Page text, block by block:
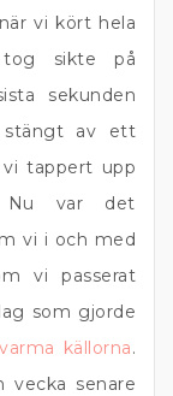
vi kört hela
sikte på
sekunden
stängt av ett
tappert upp
Nu var det
vi i och med
vi passerat
som gjorde
källorna.
vecka senare